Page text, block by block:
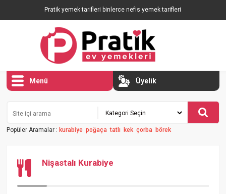
Pratik yemek tarifleri binlerce nefis yemek tarifleri
Menü Üyelik
Popüler Aramalar : kurabiye poğaça tatlı kek çorba börek
Nişastalı Kurabiye